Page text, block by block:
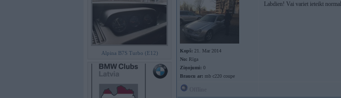
Alpina B7S Turbo (E12) Kopš: 21. Mar 2014
No: Rīga
Ziņojumi: 0
Braucu ar: mb c220 coupe
Labdien! Vai variet ieteikt